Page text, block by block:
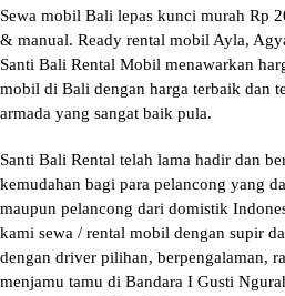
Sewa mobil Bali lepas kunci murah Rp
& manual. Ready rental mobil Ayla,
Santi Bali Rental Mobil menawarkan
mobil di Bali dengan harga terbaik dan
armada yang sangat baik pula.
Santi Bali Rental telah lama hadir dan
kemudahan bagi para pelancong yang
maupun pelancong dari domistik
kami sewa / rental mobil dengan supir
dengan driver pilihan, berpengalaman,
menjamu tamu di Bandara I Gusti